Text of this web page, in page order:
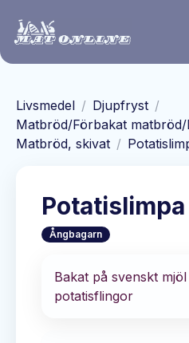
Livsmedel / Djupfryst /
Matbröd/Förbakat matbröd/
Matbröd, skivat /
Potatislimpa
Ångbagarn
Bakat på svenskt
potatisflingor